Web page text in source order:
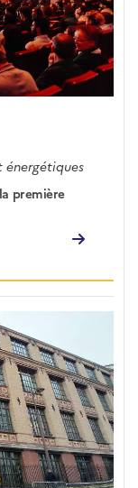
énergétiques
première